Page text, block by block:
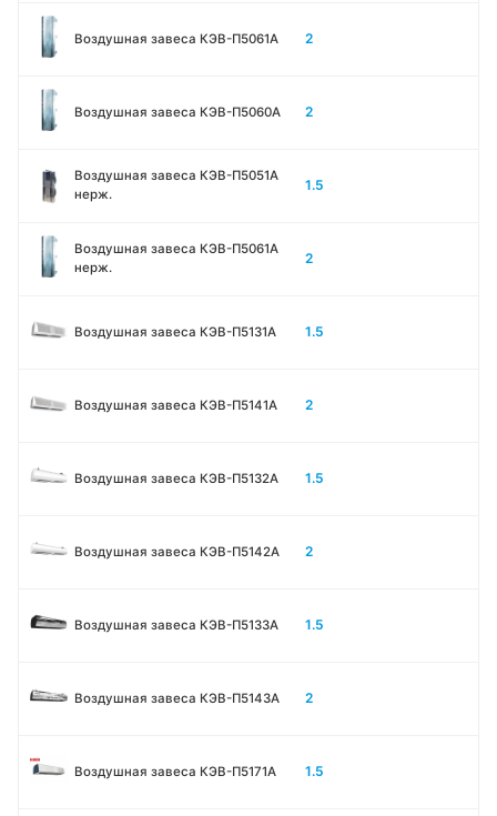
Воздушная завеса КЭВ-П5061A 2
Воздушная завеса КЭВ-П5060A 2
Воздушная завеса КЭВ-П5051A
нерж.
1.5
Воздушная завеса КЭВ-П5061A
нерж.
2
Воздушная завеса КЭВ-П5131А 1.5
Воздушная завеса КЭВ-П5141А 2
Воздушная завеса КЭВ-П5132А 1.5
Воздушная завеса КЭВ-П5142А 2
Воздушная завеса КЭВ-П5133A 1.5
Воздушная завеса КЭВ-П5143A 2
Воздушная завеса КЭВ-П5171А 1.5